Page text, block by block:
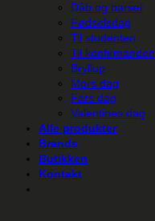
Dåb og barsel
Fødselsdag
Til studenten
Til konfirmanden
Bryllup
Mors dag
Fars dag
Valentines dag
Alle produkter
Brands
Butikken
Kontakt